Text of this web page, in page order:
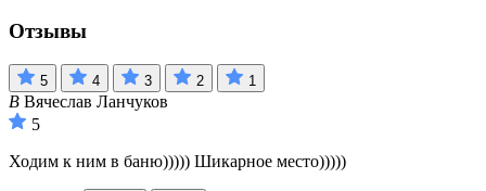
Отзывы
5 4 3 2 1
В Вячеслав Ланчуков
5
Ходим к ним в баню))))) Шикарное место)))))